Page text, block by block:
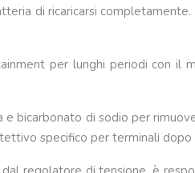
di ricaricarsi
per lunghi periodi con il
bicarbonato di sodio per
specifico per terminali dopo